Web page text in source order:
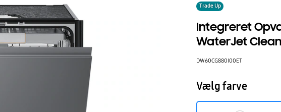
Trade Up
Integreret
WaterJet
DW60CG880I00ET
Vælg farve